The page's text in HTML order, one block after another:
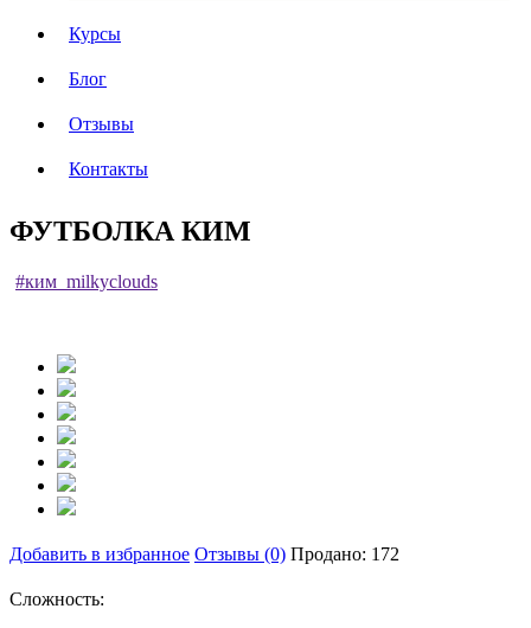
Курсы
Блог
Отзывы
Контакты
ФУТБОЛКА КИМ
#ким_milkyclouds
Добавить в избранное Отзывы (0) Продано: 172
Сложность: